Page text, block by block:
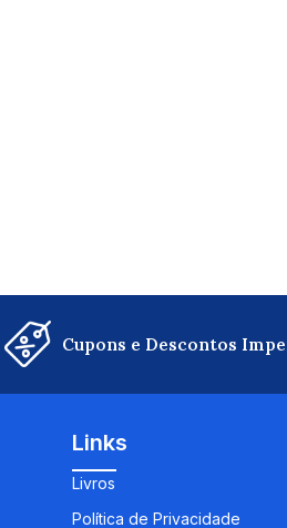
Cupons e Descontos
Links
Livros
Política de Privacidade